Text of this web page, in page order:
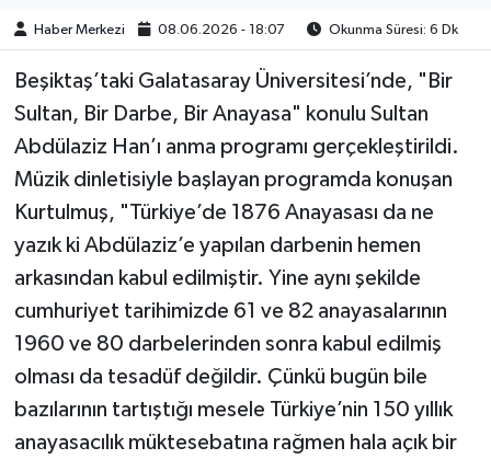
Haber Merkezi 08.06.2026 - 18:07 Okunma Süresi: 6 Dk
Beşiktaş’taki Galatasaray Üniversitesi’nde, "Bir
Sultan, Bir Darbe, Bir Anayasa" konulu Sultan
Abdülaziz Han’ı anma programı gerçekleştirildi.
Müzik dinletisiyle başlayan programda konuşan
Kurtulmuş, "Türkiye’de 1876 Anayasası da ne
yazık ki Abdülaziz’e yapılan darbenin hemen
arkasından kabul edilmiştir. Yine aynı şekilde
cumhuriyet tarihimizde 61 ve 82 anayasalarının
1960 ve 80 darbelerinden sonra kabul edilmiş
olması da tesadüf değildir. Çünkü bugün bile
bazılarının tartıştığı mesele Türkiye’nin 150 yıllık
anayasacılık müktesebatına rağmen hala açık bir